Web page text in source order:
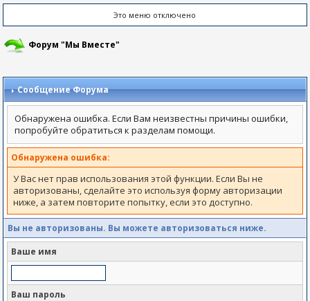
Это меню отключено
Форум "Мы Вместе"
Сообщение Форума
Обнаружена ошибка. Если Вам неизвестны причины ошибки,
попробуйте обратиться к разделам помощи.
Обнаружена ошибка:
У Вас нет прав использования этой функции. Если Вы не
авторизованы, сделайте это используя форму авторизации
ниже, а затем повторите попытку, если это доступно.
Вы не авторизованы. Вы можете авторизоваться ниже.
Ваше имя
Ваш пароль